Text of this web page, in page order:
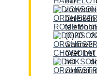
(0)20
over het
het